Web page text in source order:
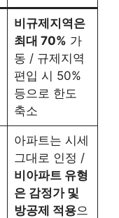
비규제지역은
최대 70% 가
동 / 규제지역
편입 시 50%
등으로 한도
축소
아파트는 시세
그대로 인정 /
비아파트 유형
은 감정가 및
방공제 적용으